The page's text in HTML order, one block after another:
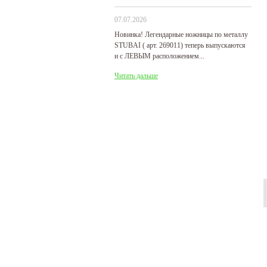
07.07.2026
Новинка! Легендарные ножницы по металлу
STUBAI ( арт. 269011) теперь выпускаются
и с ЛЕВЫМ расположением...
Читать дальше